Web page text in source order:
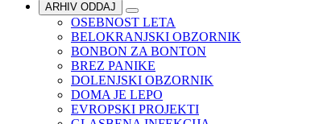
ARHIV ODDAJ
OSEBNOST LETA
BELOKRANJSKI OBZORNIK
BONBON ZA BONTON
BREZ PANIKE
DOLENJSKI OBZORNIK
DOMA JE LEPO
EVROPSKI PROJEKTI